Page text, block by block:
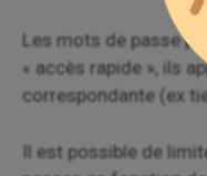
Les mots de passe
« accès rapide », ils
correspondante (ex
Il est possible de